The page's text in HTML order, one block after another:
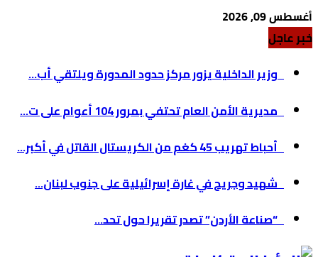
أغسطس 09, 2026
خبر عاجل
وزير الداخلية يزور مركز حدود المدورة ويلتقي أب...
مديرية الأمن العام تحتفي بمرور 104 أعوام على ت...
أحباط تهريب 45 كغم من الكريستال القاتل في أكبر...
شهيد وجريح في غارة إسرائيلية على جنوب لبنان...
“صناعة الأردن” تصدر تقريرا حول تحد...